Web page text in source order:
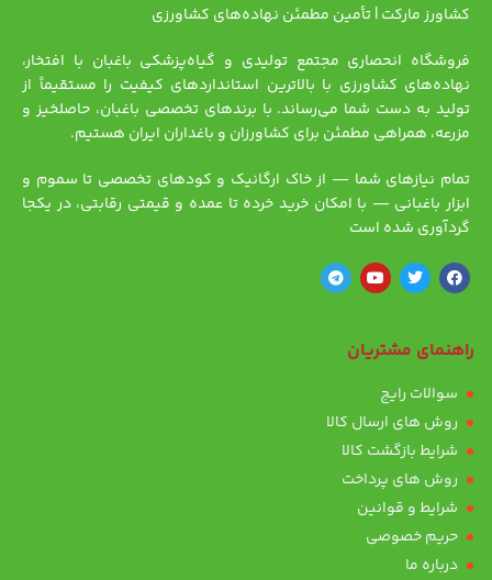
کشاورز مارکت | تأمین مطمئن نهاده‌های کشاورزی
فروشگاه انحصاری مجتمع تولیدی و گیاه‌پزشکی باغبان با افتخار،
نهاده‌های کشاورزی با بالاترین استانداردهای کیفیت را مستقیماً از
تولید به دست شما می‌رساند. با برندهای تخصصی باغبان، حاصلخیز و
مزرعه، همراهی مطمئن برای کشاورزان و باغداران ایران هستیم.
تمام نیازهای شما — از خاک ارگانیک و کودهای تخصصی تا سموم و
ابزار باغبانی — با امکان خرید خرده تا عمده و قیمتی رقابتی، در یکجا
گردآوری شده است
راهنمای مشتریان
سوالات رایج
روش های ارسال کالا
شرایط بازگشت کالا
روش های پرداخت
شرایط و قوانین
حریم خصوصی
درباره ما